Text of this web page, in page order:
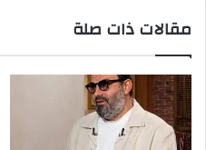
د
ا
ل
إ
ل
ك
مقالات ذات صلة